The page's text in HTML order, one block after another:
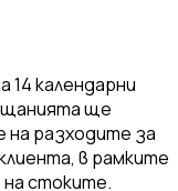
календарни
ще
на разходите за
в рамките
на стоките.